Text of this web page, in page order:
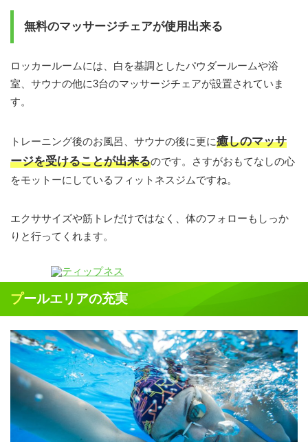
無料のマッサージチェアが使用出来る
ロッカールームには、白を基調としたパウダールームや浴
室、サウナの他に3台のマッサージチェアが設置されていま
す。
トレーニング後のお風呂、サウナの後に更に癒しのマッサ
ージを受けることが出来るのです。さすがおもてなしの心
をモットーにしているフィットネスジムですね。
エクササイズや筋トレだけではなく、体のフォローもしっか
りと行ってくれます。
プールエリアの充実